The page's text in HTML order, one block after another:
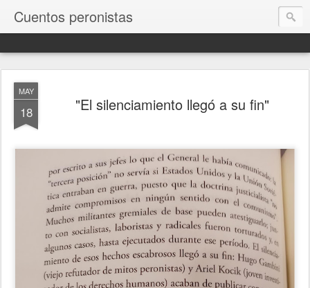
Cuentos peronistas
MAY
18 "El silenciamiento llegó a su fin"